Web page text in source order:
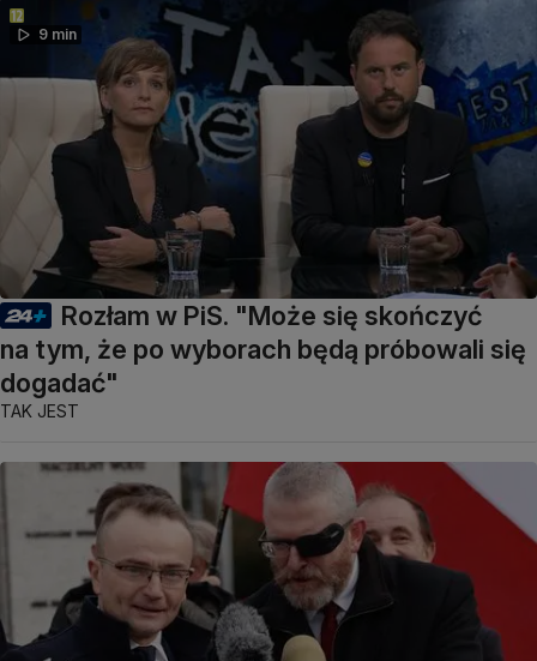
9 min
Rozłam w PiS. "Może się skończyć
na tym, że po wyborach będą próbowali się
dogadać"
TAK JEST